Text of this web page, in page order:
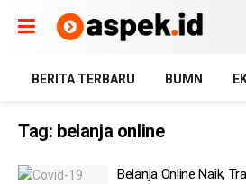
BERITA TERBARU BUMN
Tag: belanja online
Belanja Online Naik,